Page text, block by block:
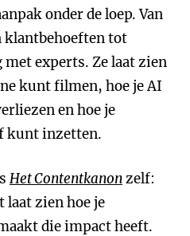
onder de loep. Van
klantbehoeften tot
experts. Ze laat zien
kunt filmen, hoe je AI
en hoe je
kunt inzetten.
Het Contentkanonzelf:
laat zien hoe je
die impact heeft.